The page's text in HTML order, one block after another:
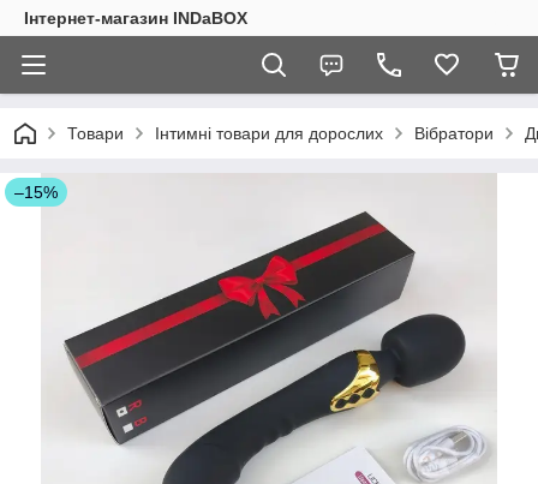
Інтернет-магазин INDaBOX
Товари Інтимні товари для дорослих Вібратори
–15%